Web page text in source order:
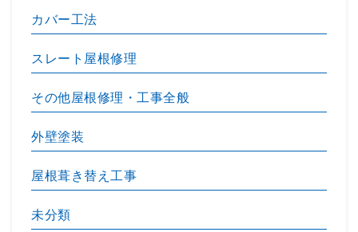
カバー工法
スレート屋根修理
その他屋根修理・工事全般
外壁塗装
屋根葺き替え工事
未分類